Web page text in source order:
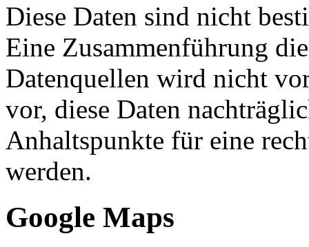
Diese Daten sind nicht
Eine Zusammenführung
Datenquellen wird nicht
vor, diese Daten
Anhaltspunkte für eine
werden.
Google Maps